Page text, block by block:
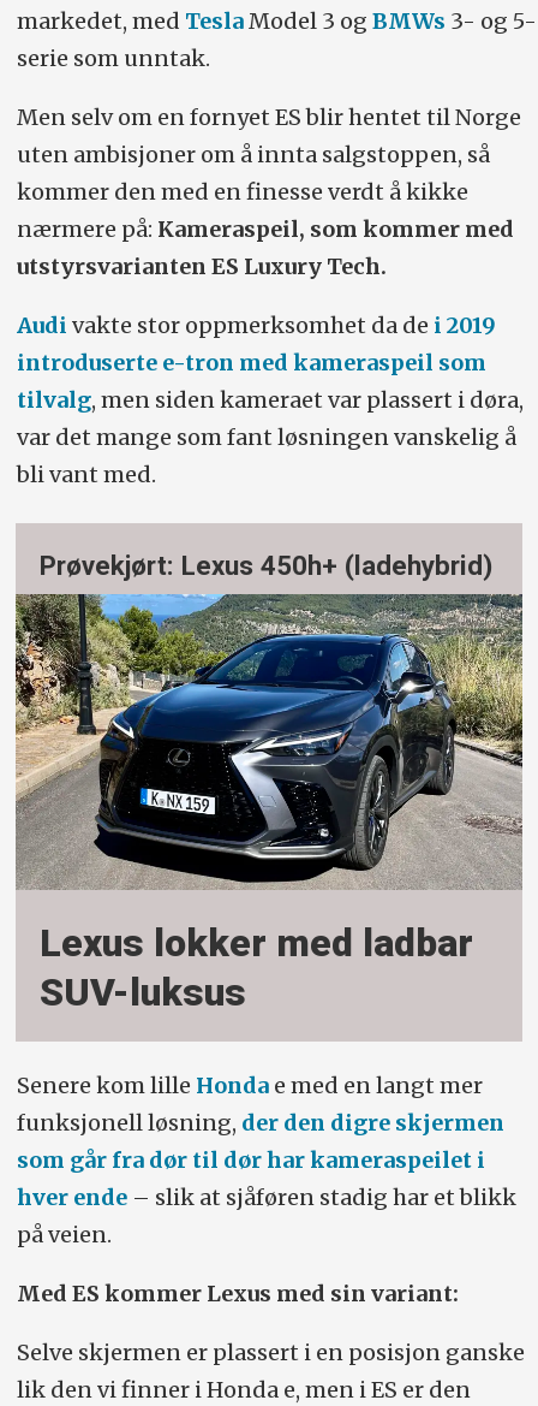
markedet, med TeslaModel 3 og BMWs 3- og 5-
serie som unntak.
Men selv om en fornyet ES blir hentet til Norge
uten ambisjoner om å innta salgstoppen, så
kommer den med en finesse verdt å kikke
nærmere på: Kameraspeil, som kommer med
utstyrsvarianten ES Luxury Tech.
Audi vakte stor oppmerksomhet da de i 2019
introduserte e-tron med kameraspeil som
tilvalg, men siden kameraet var plassert i døra,
var det mange som fant løsningen vanskelig å
bli vant med.
Prøvekjørt: Lexus 450h+ (ladehybrid)
Lexus lokker med ladbar
SUV-luksus
Senere kom lille Hondae med en langt mer
funksjonell løsning, der den digre skjermen
som går fra dør til dør har kameraspeilet i
hver ende– slik at sjåføren stadig har et blikk
på veien.
Med ES kommer Lexus med sin variant:
Selve skjermen er plassert i en posisjon ganske
lik den vi finner i Honda e, men i ES er den